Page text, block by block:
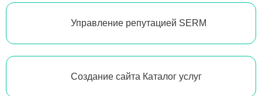
Управление репутацией SERM
Создание сайта Каталог услуг